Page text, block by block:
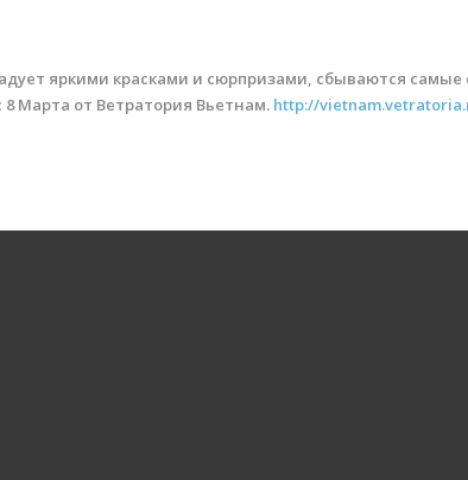
яркими красками и сюрпризами, сбываются
Марта от Ветратория Вьетнам. http://